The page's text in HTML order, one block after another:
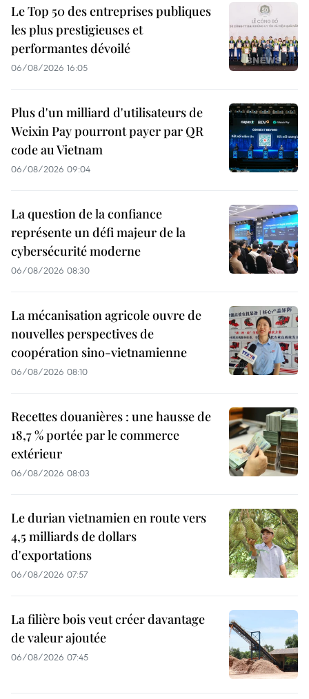
Le Top 50 des entreprises publiques
les plus prestigieuses et
performantes dévoilé
06/08/2026 16:05
Plus d'un milliard d'utilisateurs de
Weixin Pay pourront payer par QR
code au Vietnam
06/08/2026 09:04
La question de la confiance
représente un défi majeur de la
cybersécurité moderne
06/08/2026 08:30
La mécanisation agricole ouvre de
nouvelles perspectives de
coopération sino-vietnamienne
06/08/2026 08:10
Recettes douanières : une hausse de
18,7 % portée par le commerce
extérieur
06/08/2026 08:03
Le durian vietnamien en route vers
4,5 milliards de dollars
d'exportations
06/08/2026 07:57
La filière bois veut créer davantage
de valeur ajoutée
06/08/2026 07:45